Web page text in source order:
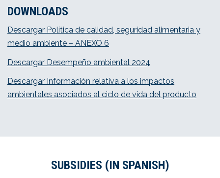
DOWNLOADS
Descargar Política de calidad, seguridad alimentaria y
medio ambiente – ANEXO 6
Descargar Desempeño ambiental 2024
Descargar Información relativa a los impactos
ambientales asociados al ciclo de vida del producto
SUBSIDIES (IN SPANISH)